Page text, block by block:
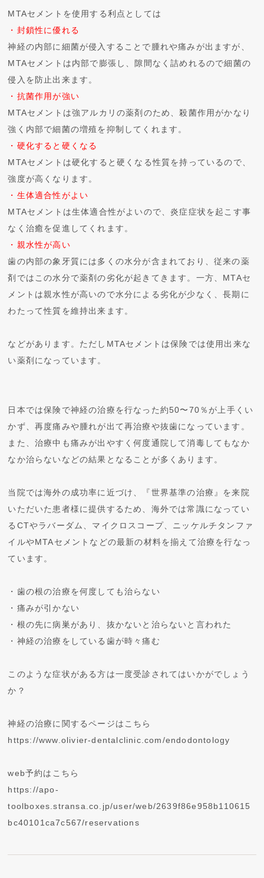
MTAセメントを使用する利点としては
・封鎖性に優れる
神経の内部に細菌が侵入することで腫れや痛みが出ますが、
MTAセメントは内部で膨張し、隙間なく詰めれるので細菌の
侵入を防止出来ます。
・抗菌作用が強い
MTAセメントは強アルカリの薬剤のため、殺菌作用がかなり
強く内部で細菌の増殖を抑制してくれます。
・硬化すると硬くなる
MTAセメントは硬化すると硬くなる性質を持っているので、
強度が高くなります。
・生体適合性がよい
MTAセメントは生体適合性がよいので、炎症症状を起こす事
なく治癒を促進してくれます。
・親水性が高い
歯の内部の象牙質には多くの水分が含まれており、従来の薬
剤ではこの水分で薬剤の劣化が起きてきます。一方、MTAセ
メントは親水性が高いので水分による劣化が少なく、長期に
わたって性質を維持出来ます。
などがあります。ただしMTAセメントは保険では使用出来な
い薬剤になっています。
日本では保険で神経の治療を行なった約50〜70％が上手くい
かず、再度痛みや腫れが出て再治療や抜歯になっています。
また、治療中も痛みが出やすく何度通院して消毒してもなか
なか治らないなどの結果となることが多くあります。
当院では海外の成功率に近づけ、『世界基準の治療』を来院
いただいた患者様に提供するため、海外では常識になってい
るCTやラバーダム、マイクロスコープ、ニッケルチタンファ
イルやMTAセメントなどの最新の材料を揃えて治療を行なっ
ています。
・歯の根の治療を何度しても治らない
・痛みが引かない
・根の先に病巣があり、抜かないと治らないと言われた
・神経の治療をしている歯が時々痛む
このような症状がある方は一度受診されてはいかがでしょう
か？
神経の治療に関するページはこちら
https://www.olivier-dentalclinic.com/endodontology
web予約はこちら
https://apo-
toolboxes.stransa.co.jp/user/web/2639f86e958b110615
bc40101ca7c567/reservations